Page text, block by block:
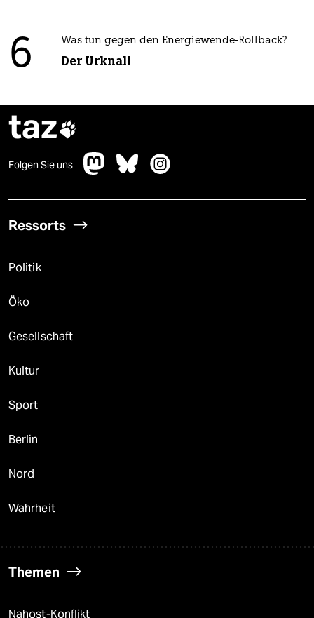
6 Was tun gegen den Energiewende-Rollback?
Der Urknall
taz
Folgen Sie uns
Ressorts
Politik
Öko
Gesellschaft
Kultur
Sport
Berlin
Nord
Wahrheit
Themen
Nahost-Konflikt